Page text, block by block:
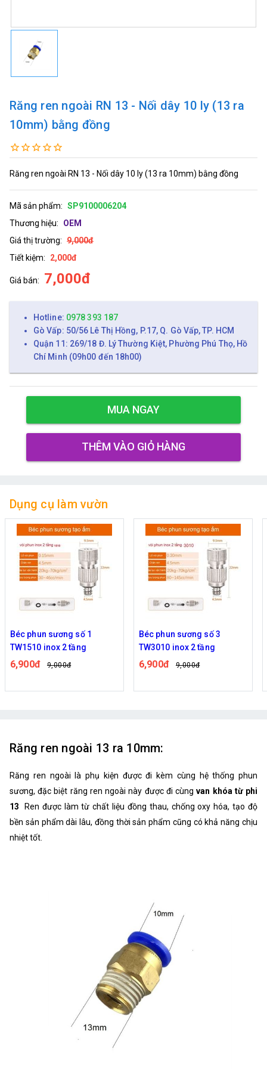
Răng ren ngoài RN 13 - Nối dây 10 ly (13 ra
10mm) bằng đồng
Răng ren ngoài RN 13 - Nối dây 10 ly (13 ra 10mm) bằng đồng
Mã sản phẩm: SP9100006204
Thương hiệu:
OEM
Giá thị trường: 9,000đ
Tiết kiệm:
2,000đ
Giá bán: 7,000đ
Hotline: 0978 393 187
Gò Vấp: 50/56 Lê Thị Hồng, P.17, Q. Gò Vấp, TP. HCM
Quận 11: 269/18 Đ. Lý Thường Kiệt, Phường Phú Thọ, Hồ
Chí Minh (09h00 đến 18h00)
MUA NGAY
THÊM VÀO GIỎ HÀNG
Dụng cụ làm vườn
Béc phun sương số 1
TW1510 inox 2 tầng
6,900đ 9,000đ
Béc phun sương số 3
TW3010 inox 2 tầng
6,900đ 9,000đ
Răng ren ngoài 13 ra 10mm:
Răng ren ngoài là phụ kiện được đi kèm cùng hệ thống phun
sương, đặc biệt răng ren ngoài này được đi cùngvan khóa từ phi
13
Ren được làm từ chất liệu đồng thau, chống oxy hóa, tạo độ
bền sản phẩm dài lâu, đồng thời sản phẩm cũng có khả năng chịu
nhiệt tốt.